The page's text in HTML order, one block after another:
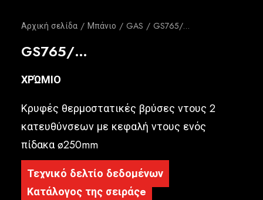
Αρχική σελίδα Μπάνιο GAS GS765/…
GS765/…
ΧΡΏΜΙΟ
Κρυφές θερμοστατικές βρύσες ντους 2
κατευθύνσεων με κεφαλή ντους ενός
πίδακα ø250mm
Τεχνικό δελτίο δεδομένων
Κατάλογος της σειράςe